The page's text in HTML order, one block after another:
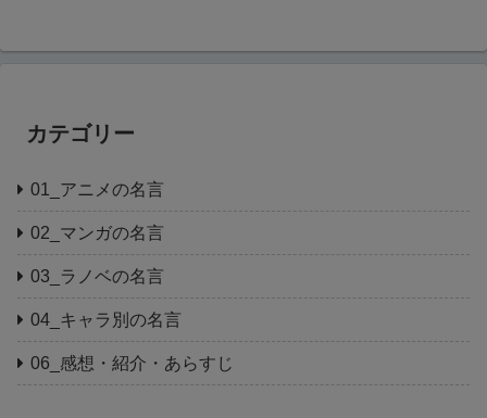
カテゴリー
01_アニメの名言
02_マンガの名言
03_ラノベの名言
04_キャラ別の名言
06_感想・紹介・あらすじ